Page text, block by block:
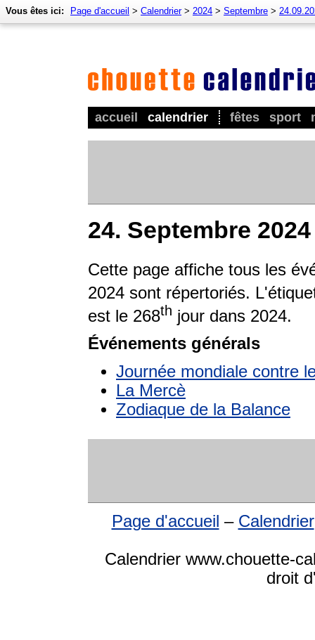
accueil calendrier fêtes sport
Vous êtes ici: Page d'accueil > Calendrier> 2024 > Septembre >
24. Septembre 2024
Cette page affiche tous les
2024 sont répertoriés.
est le 268th jour dans 2024.
Événements générals
Journée mondiale contre
La Mercè
Zodiaque de la Balance
Page d'accueil – Calendrier
Calendrier www.chouette-
droit